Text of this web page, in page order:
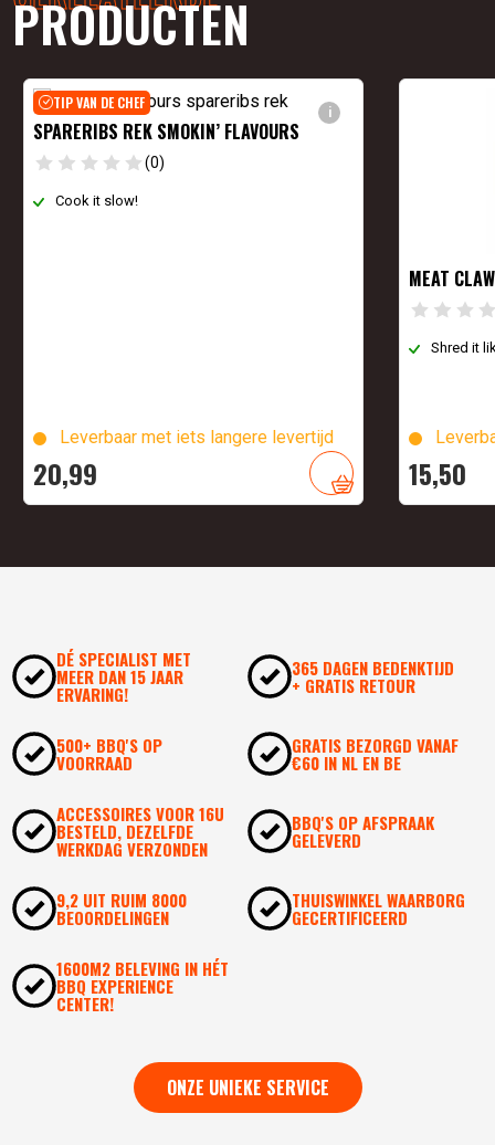
PRODUCTEN
i
TIP VAN DE CHEF
SPARERIBS REK SMOKIN’ FLAVOURS
(0)
Cook it slow!
Leverbaar met iets langere levertijd
20,99
MEAT
Shred it
15,50
DÉ SPECIALIST MET
MEER DAN 15 JAAR
ERVARING!
365 DAGEN BEDENKTIJD
+ GRATIS RETOUR
500+ BBQ'S OP
VOORRAAD
GRATIS BEZORGD VANAF
€60 IN NL EN BE
ACCESSOIRES VOOR 16U
BESTELD, DEZELFDE
WERKDAG VERZONDEN
BBQ'S OP AFSPRAAK
GELEVERD
9,2 UIT RUIM 8000
BEOORDELINGEN
THUISWINKEL WAARBORG
GECERTIFICEERD
1600M2 BELEVING IN HÉT
BBQ EXPERIENCE
CENTER!
ONZE UNIEKE SERVICE